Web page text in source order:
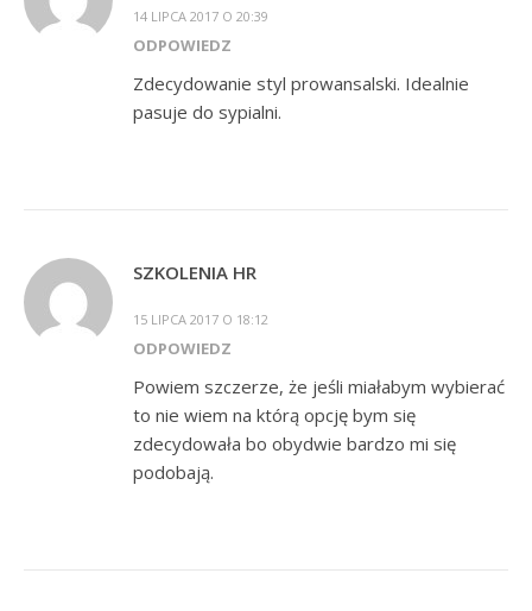
14 LIPCA 2017 O 20:39
ODPOWIEDZ
Zdecydowanie styl prowansalski. Idealnie
pasuje do sypialni.
SZKOLENIA HR
15 LIPCA 2017 O 18:12
ODPOWIEDZ
Powiem szczerze, że jeśli miałabym wybierać
to nie wiem na którą opcję bym się
zdecydowała bo obydwie bardzo mi się
podobają.